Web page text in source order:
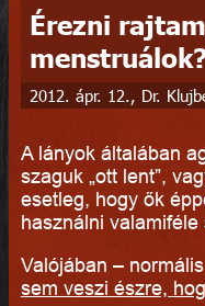
Érezni
2012. ápr. 12., Dr.
A lányok általában
szaguk „ott lent”,
esetleg, hogy ők
használni
Valójában –
sem veszi észre,